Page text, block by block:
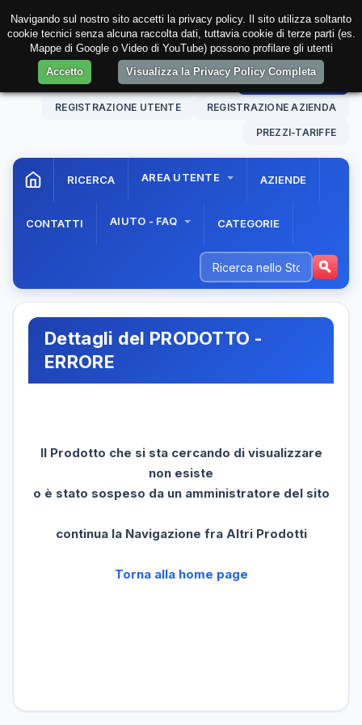
09 Aug. 202601:00:15 AREA RISERVATA
REGISTRAZIONE UTENTE REGISTRAZIONE AZIENDA
PREZZI-TARIFFE
RICERCA AREA UTENTE AZIENDE
CONTATTI AIUTO - FAQ CATEGORIE
Dettagli del PRODOTTO -
ERRORE
Il Prodotto che si sta cercando di visualizzare
non esiste
o è stato sospeso da un amministratore del sito
continua la Navigazione fra Altri Prodotti
Torna alla home page
Navigando sul nostro sito accetti la privacy policy. Il sito utilizza soltanto
cookie tecnici senza alcuna raccolta dati, tuttavia cookie di terze parti (es.
Mappe di Google o Video di YouTube) possono profilare gli utenti
Accetto
Visualizza la Privacy Policy Completa